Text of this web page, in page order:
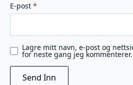
E-post *
Lagre mitt navn, e-post og
for neste gang jeg kommenterer.